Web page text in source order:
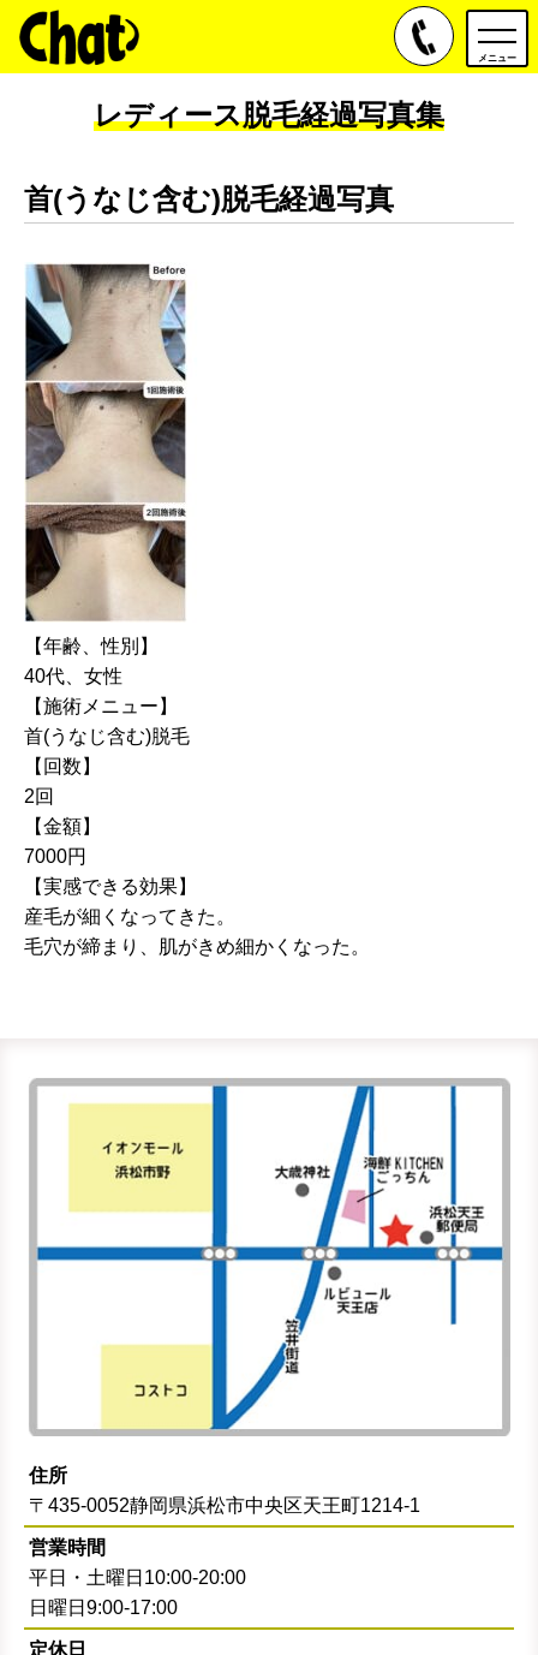
toggle
メニュー
レディース脱毛経過写真集
首(うなじ含む)脱毛経過写真
【年齢、性別】
40代、女性
【施術メニュー】
首(うなじ含む)脱毛
【回数】
2回
【金額】
7000円
【実感できる効果】
産毛が細くなってきた。
毛穴が締まり、肌がきめ細かくなった。
住所
〒435-0052静岡県浜松市中央区天王町1214-1
営業時間
平日・土曜日10:00-20:00
日曜日9:00-17:00
定休日